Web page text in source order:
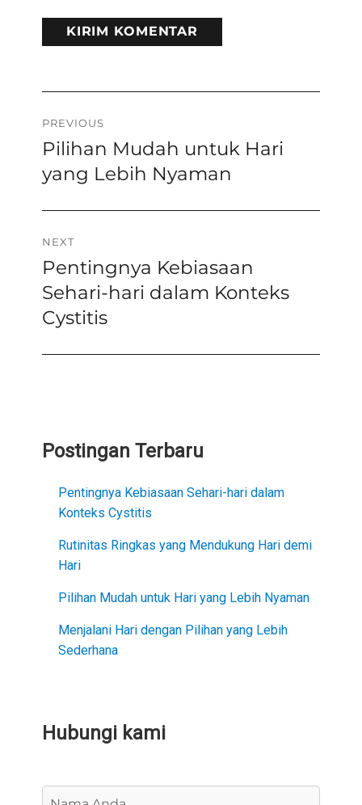
Navigasi
pos
PREVIOUS
Previous
post:
Pilihan Mudah untuk Hari
yang Lebih Nyaman
NEXT
Next
post:
Pentingnya Kebiasaan
Sehari-hari dalam Konteks
Cystitis
Postingan Terbaru
Pentingnya Kebiasaan Sehari-hari dalam
Konteks Cystitis
Rutinitas Ringkas yang Mendukung Hari demi
Hari
Pilihan Mudah untuk Hari yang Lebih Nyaman
Menjalani Hari dengan Pilihan yang Lebih
Sederhana
Hubungi kami